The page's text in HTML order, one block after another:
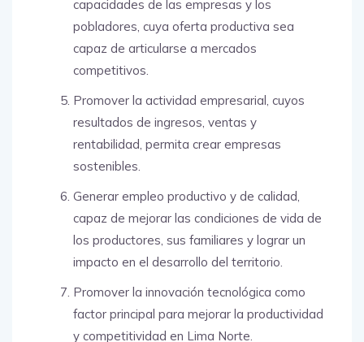
capacidades de las empresas y los
pobladores, cuya oferta productiva sea
capaz de articularse a mercados
competitivos.
Promover la actividad empresarial, cuyos
resultados de ingresos, ventas y
rentabilidad, permita crear empresas
sostenibles.
Generar empleo productivo y de calidad,
capaz de mejorar las condiciones de vida de
los productores, sus familiares y lograr un
impacto en el desarrollo del territorio.
Promover la innovación tecnológica como
factor principal para mejorar la productividad
y competitividad en Lima Norte.